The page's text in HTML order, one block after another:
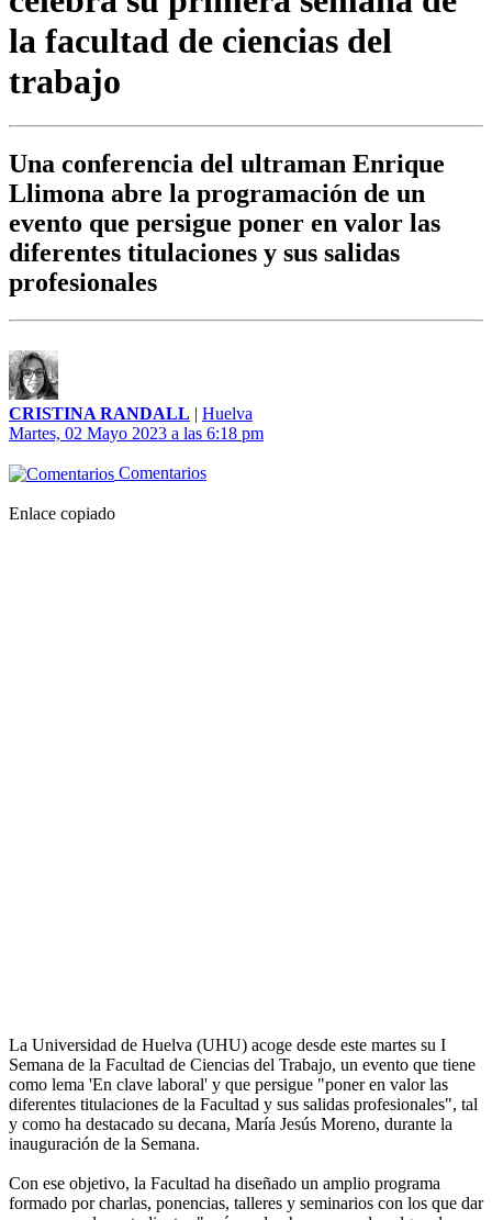
la facultad de ciencias del
trabajo
Una conferencia del ultraman Enrique
Llimona abre la programación de un
evento que persigue poner en valor las
diferentes titulaciones y sus salidas
profesionales
CRISTINA RANDALL | Huelva
Martes, 02 Mayo 2023 a las 6:18 pm
Comentarios
Enlace copiado
La Universidad de Huelva (UHU) acoge desde este martes su I
Semana de la Facultad de Ciencias del Trabajo, un evento que tiene
como lema 'En clave laboral' y que persigue "poner en valor las
diferentes titulaciones de la Facultad y sus salidas profesionales", tal
y como ha destacado su decana, María Jesús Moreno, durante la
inauguración de la Semana.
Con ese objetivo, la Facultad ha diseñado un amplio programa
formado por charlas, ponencias, talleres y seminarios con los que dar